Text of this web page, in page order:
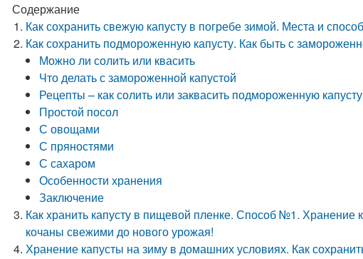
Содержание
Как сохранить свежую капусту в погребе зимой. Места и
Как сохранить подмороженную капусту. Как быть с
Можно ли солить или квасить
Что делать с замороженной капустой
Рецепты – как солить или заквасить подмороженную капусту
Простой посол
С овощами
С пряностями
С сахаром
Особенности хранения
Заключение
Как хранить капусту в пищевой пленке. Способ №1. Хранение
кочаны свежими до нового урожая!
Хранение капусты на зиму в домашних условиях. Как